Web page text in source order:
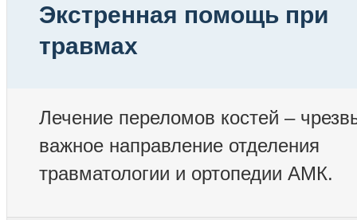
Экстренная помощь при
травмах
Лечение переломов костей –
важное направление отделения
травматологии и ортопедии АМК.